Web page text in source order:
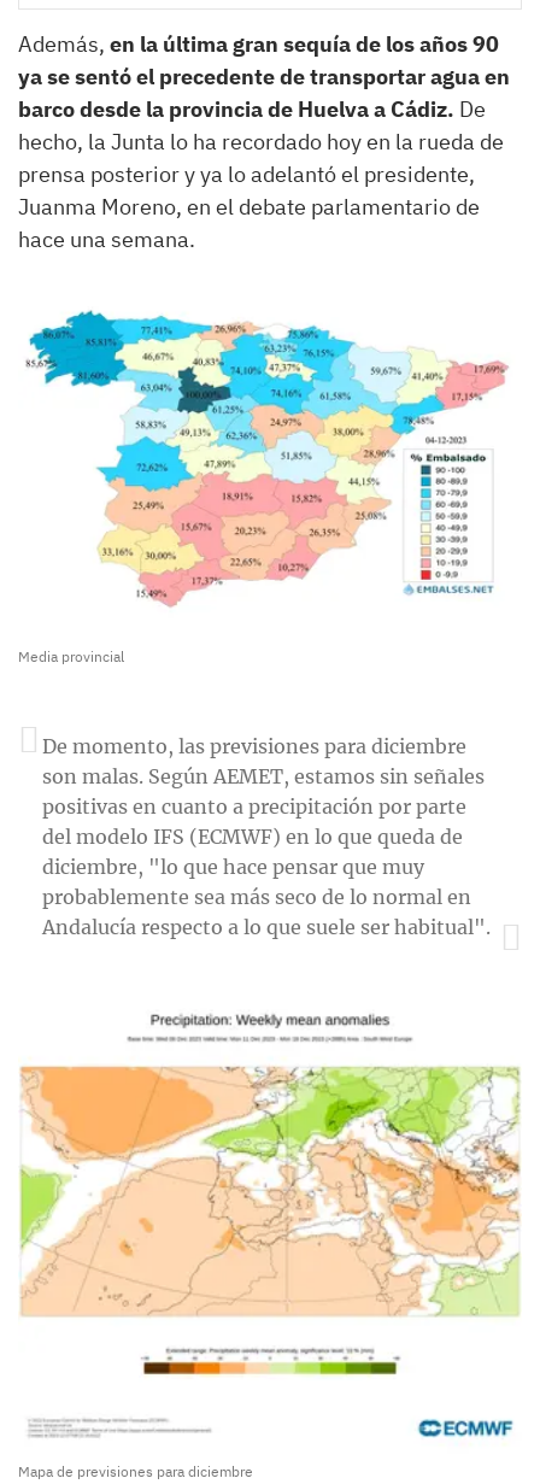
Además, en la última gran sequía de los años 90
ya se sentó el precedente de transportar agua en
barco desde la provincia de Huelva a Cádiz. De
hecho, la Junta lo ha recordado hoy en la rueda de
prensa posterior y ya lo adelantó el presidente,
Juanma Moreno, en el debate parlamentario de
hace una semana.
Media provincial
De momento, las previsiones para diciembre
son malas. Según AEMET, estamos sin señales
positivas en cuanto a precipitación por parte
del modelo IFS (ECMWF) en lo que queda de
diciembre, "lo que hace pensar que muy
probablemente sea más seco de lo normal en
Andalucía respecto a lo que suele ser habitual".
Mapa de previsiones para diciembre